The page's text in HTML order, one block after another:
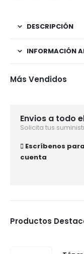
DESCRIPCIÓN
INFORMACIÓN
Más Vendidos
Envios a todo
Solicita tus
Escríbenos
cuenta
Productos